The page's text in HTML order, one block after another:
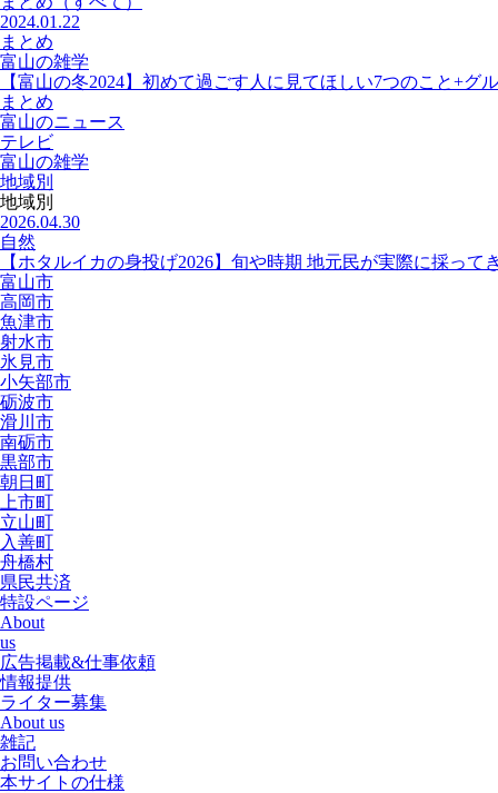
2024.01.22
まとめ
富山の雑学
【富山の冬2024】初めて過ごす人に見てほしい7つのこと+グ
まとめ
富山のニュース
テレビ
富山の雑学
地域別
地域別
2026.04.30
自然
【ホタルイカの身投げ2026】旬や時期 地元民が実際に採って
富山市
高岡市
魚津市
射水市
氷見市
小矢部市
砺波市
滑川市
南砺市
黒部市
朝日町
上市町
立山町
入善町
舟橋村
県民共済
特設ページ
About
us
広告掲載&仕事依頼
情報提供
ライター募集
About us
雑記
お問い合わせ
本サイトの仕様